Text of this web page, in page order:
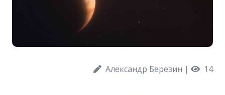
Александр Березин | 14